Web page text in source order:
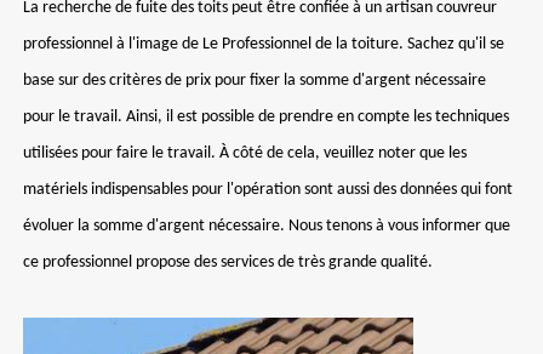
La recherche de fuite des toits peut être confiée à un artisan couvreur
professionnel à l'image de Le Professionnel de la toiture. Sachez qu'il se
base sur des critères de prix pour fixer la somme d'argent nécessaire
pour le travail. Ainsi, il est possible de prendre en compte les techniques
utilisées pour faire le travail. À côté de cela, veuillez noter que les
matériels indispensables pour l'opération sont aussi des données qui font
évoluer la somme d'argent nécessaire. Nous tenons à vous informer que
ce professionnel propose des services de très grande qualité.